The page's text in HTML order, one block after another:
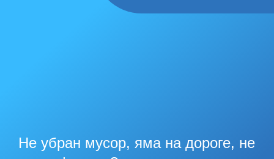
Не убран мусор, яма на дороге, не